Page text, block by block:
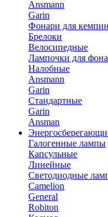
Ansmann
Garin
Фонари для
Брелоки
Велосипедные
Лампочки для
Налобные
Ansmann
Garin
Стандартные
Garin
Ansman
Галогенные лампы
Капсульные
Линейные
Светодиодные
Camelion
General
Robiton